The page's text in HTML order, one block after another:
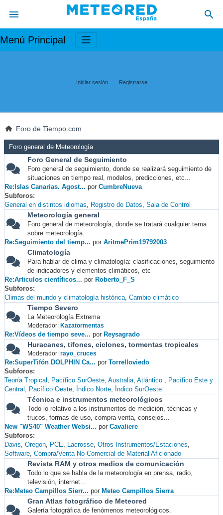
Menú Principal
Iniciar sesión Registrarse
Foro de Tiempo.com
Foro general de Meteorología
Foro General de Seguimiento
Foro general de seguimiento, donde se realizará seguimiento de
situaciones en tiempo real, modelos, predicciones, etc...
Re:Islas Canarias. Agost... por CumbreNueva
Subforos
General en distintos idiomas
Registro de Datos Sala de Control
Meteorología general
Foro general de meteorología, donde se tratará cualquier tema
sobre meteorología.
Re:Seguimiento del tiemp... por AritmePrim19792003
Climatología
Para hablar de clima y climatología: clasificaciones, seguimiento
de indicadores y elementos climáticos, etc
Re:Articulos científicos... por Roberto_F_S
Subforos
Climas del mundo y climatología histórica Cambio climático
Tiempo Severo
La Meteorología Extrema
Moderador: Kazatormentas
Re:Vídeos de tiempo seve... por Reysagrado
Huracanes, tifones, ciclones, tormentas tropicales
Moderador: rayo_cruces
Re:SuperTifón DOLPHIN Ca... por Torrelloviedo
Subforos
Teoría Tropical
Pacífico SurOeste Australia Atlántico
Pacífico Este y
Central
Pacífico Oeste Índico Norte Índico SurOeste
Técnica e instrumentos meteorológicos
Todo lo relativo a los instrumentos de medición, técnicas y
trucos, formas de uso, compra-venta, consejos...
New "WS40" Weather Websi... por Cavaliere
Subforos
Davis Oregon PCE Lacrosse Otros Instrumentos/Estaciones
Software Compra/Venta No Comercial de Material Aficionado
Revista RAM y otros medios de comunicación
Todo lo que se habla de la meteorología en prensa, radio,
televisión, internet...
Re:Meteo Campillos Sierr... por Meteo Campillos Sierra
Gran Atlas fotográfico de Meteored
Galería fotográfica de fenómenos meteorológicos.